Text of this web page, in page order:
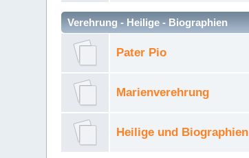
Verehrung - Heilige - Biographien
Pater Pio
Marienverehrung
Heilige und Biographien